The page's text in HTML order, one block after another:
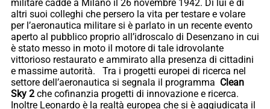
militare cadde a Milano il 26 novembre 1942. Di lui e di
altri suoi colleghi che persero la vita per testare e volare
per l’aeronautica militare si è parlato in un recente evento
aperto al pubblico proprio all’idroscalo di Desenzano in cui
è stato messo in moto il motore di tale idrovolante
vittorioso restaurato e ammirato alla presenza di cittadini
e massime autorità. Tra i progetti europei di ricerca nel
settore dell’aeronautica si segnala il programma Clean
Sky 2 che cofinanzia progetti di innovazione e ricerca.
Inoltre Leonardo è la realtà europea che si è aggiudicata il